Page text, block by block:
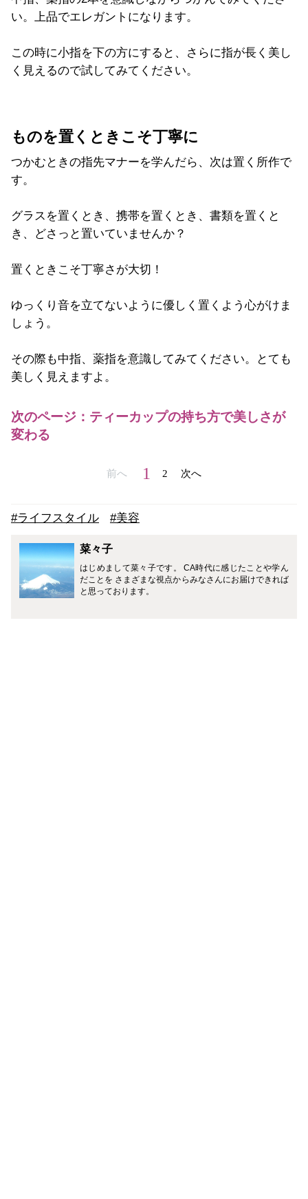
い。上品でエレガントになります。
この時に小指を下の方にすると、さらに指が長く美し
く見えるので試してみてください。
ものを置くときこそ丁寧に
つかむときの指先マナーを学んだら、次は置く所作で
す。
グラスを置くとき、携帯を置くとき、書類を置くと
き、どさっと置いていませんか？
置くときこそ丁寧さが大切！
ゆっくり音を立てないように優しく置くよう心がけま
しょう。
その際も中指、薬指を意識してみてください。とても
美しく見えますよ。
次のページ：ティーカップの持ち方で美しさが
変わる
前へ 1 2 次へ
#ライフスタイル #美容
菜々子
はじめまして菜々子です。 CA時代に感じたことや学ん
だことを さまざまな視点からみなさんにお届けできれば
と思っております。